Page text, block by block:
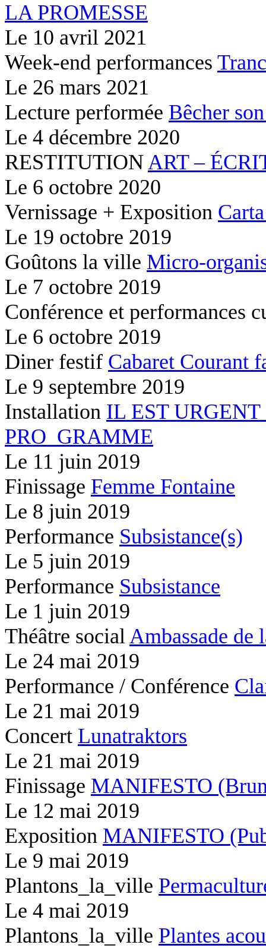
LA PROMESSE
Le 10 avril 2021
Week-end performances
Le 26 mars 2021
Lecture performée Bêcher
Le 4 décembre 2020
RESTITUTIONART –
Le 6 octobre 2020
Vernissage + Exposition
Le 19 octobre 2019
Goûtons la ville Micro-
Le 7 octobre 2019
Conférence et performances
Le 6 octobre 2019
Diner festif Cabaret Courant
Le 9 septembre 2019
Installation IL EST URGENT
PRO_GRAMME
Le 11 juin 2019
Finissage Femme Fontaine
Le 8 juin 2019
Performance Subsistance(s)
Le 5 juin 2019
Performance Subsistance
Le 1 juin 2019
Théâtre socialAmbassade de
Le 24 mai 2019
Performance / Conférence
Le 21 mai 2019
Concert Lunatraktors
Le 21 mai 2019
Finissage MANIFESTO
Le 12 mai 2019
Exposition MANIFESTO
Le 9 mai 2019
Plantons_la_ville
Le 4 mai 2019
Plantons_la_ville Plantes